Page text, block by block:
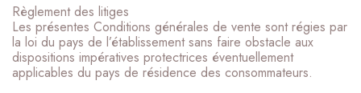
Règlement des litiges
Les présentes Conditions générales de vente sont régies par
la loi du pays de l’établissement sans faire obstacle aux
dispositions impératives protectrices éventuellement
applicables du pays de résidence des consommateurs.